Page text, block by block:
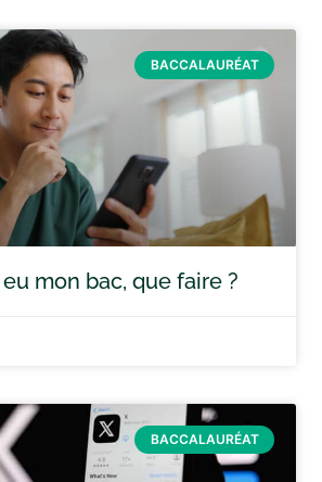
BACCALAURÉAT
eu mon bac, que faire ?
BACCALAURÉAT